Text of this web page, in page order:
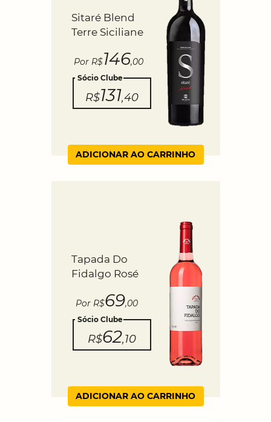
Sitaré Blend
Terre Siciliane
Por R$146,00
Sócio Clube
R$131,40
ADICIONAR AO CARRINHO
Tapada Do
Fidalgo Rosé
Por R$69,00
Sócio Clube
R$62,10
ADICIONAR AO CARRINHO